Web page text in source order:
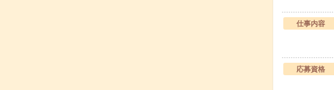
仕事内容
応募資格